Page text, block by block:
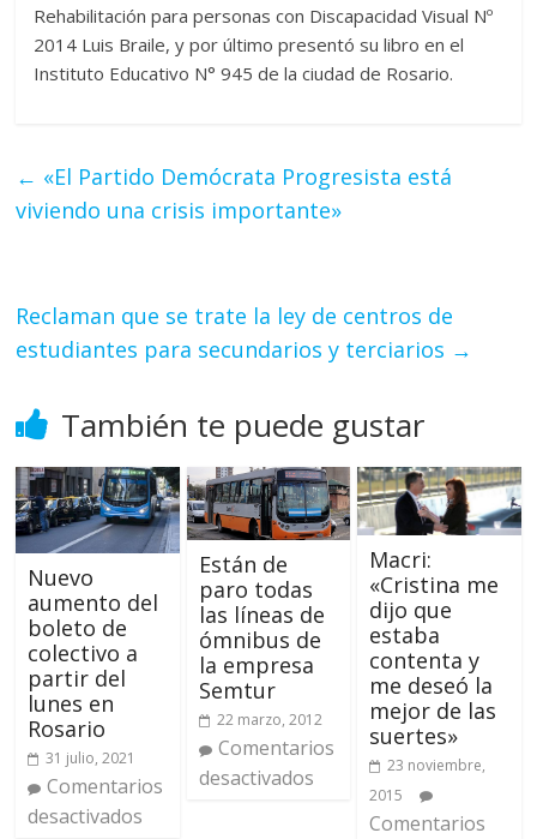
Rehabilitación para personas con Discapacidad Visual Nº
2014 Luis Braile, y por último presentó su libro en el
Instituto Educativo N° 945 de la ciudad de Rosario.
← «El Partido Demócrata Progresista está
viviendo una crisis importante»
Reclaman que se trate la ley de centros de
estudiantes para secundarios y terciarios →
También te puede gustar
Nuevo
aumento del
boleto de
colectivo a
partir del
lunes en
Rosario
31 julio, 2021
Comentarios
desactivados
Están de
paro todas
las líneas de
ómnibus de
la empresa
Semtur
22 marzo, 2012
Comentarios
desactivados
Macri:
«Cristina me
dijo que
estaba
contenta y
me deseó la
mejor de las
suertes»
23 noviembre,
2015
Comentarios